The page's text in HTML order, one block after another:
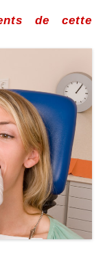
de cette